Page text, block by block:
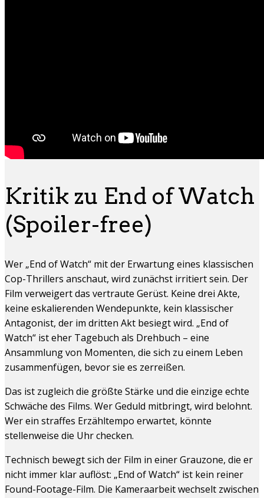
Kritik zu End of Watch
(Spoiler-free)
Wer „End of Watch“ mit der Erwartung eines klassischen
Cop-Thrillers anschaut, wird zunächst irritiert sein. Der
Film verweigert das vertraute Gerüst. Keine drei Akte,
keine eskalierenden Wendepunkte, kein klassischer
Antagonist, der im dritten Akt besiegt wird. „End of
Watch“ ist eher Tagebuch als Drehbuch – eine
Ansammlung von Momenten, die sich zu einem Leben
zusammenfügen, bevor sie es zerreißen.
Das ist zugleich die größte Stärke und die einzige echte
Schwäche des Films. Wer Geduld mitbringt, wird belohnt.
Wer ein straffes Erzähltempo erwartet, könnte
stellenweise die Uhr checken.
Technisch bewegt sich der Film in einer Grauzone, die er
nicht immer klar auflöst: „End of Watch“ ist kein reiner
Found-Footage-Film. Die Kameraarbeit wechselt zwischen